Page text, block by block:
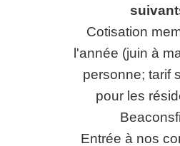
Cotisation
l'année (juin à
personne; tarif
pour les
Entrée à nos